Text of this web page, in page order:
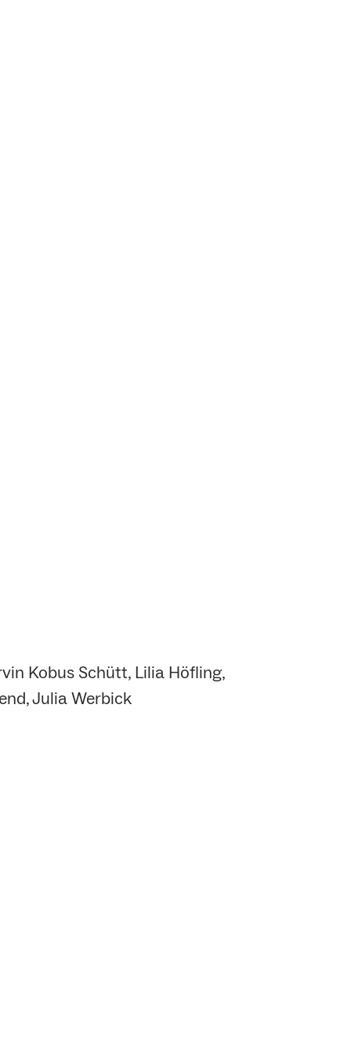
Kobus Schütt, Lilia Höfling,
Julia Werbick